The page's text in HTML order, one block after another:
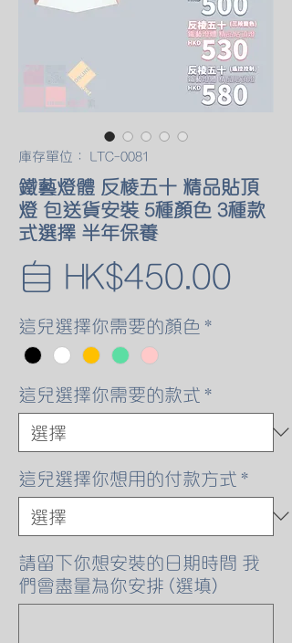
庫存單位： LTC-0081
鐵藝燈體 反棱五十 精品貼頂
燈 包送貨安裝 5種顏色 3種款
式選擇 半年保養
自 HK$450.00
格
這兒選擇你需要的顏色 *
這兒選擇你需要的款式 *
這兒選擇你想用的付款方式 *
請留下你想安裝的日期時間 我
們會盡量為你安排 (選填)